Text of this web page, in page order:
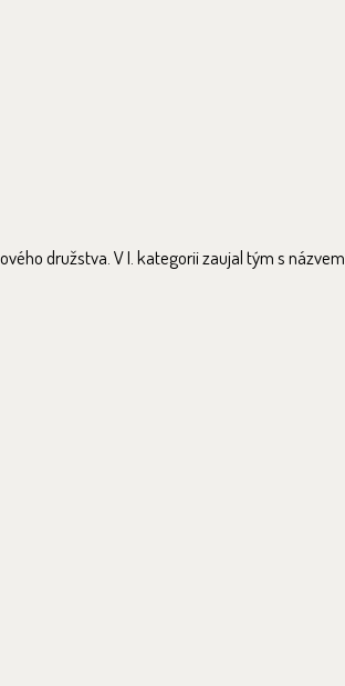
družstva. V I. kategorii zaujal tým s názvem